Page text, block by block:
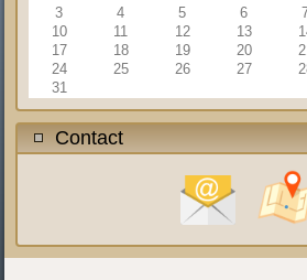
3
4 5 6
10
11 12 13
17
18 19 20
24
25 26 27
31
Contact